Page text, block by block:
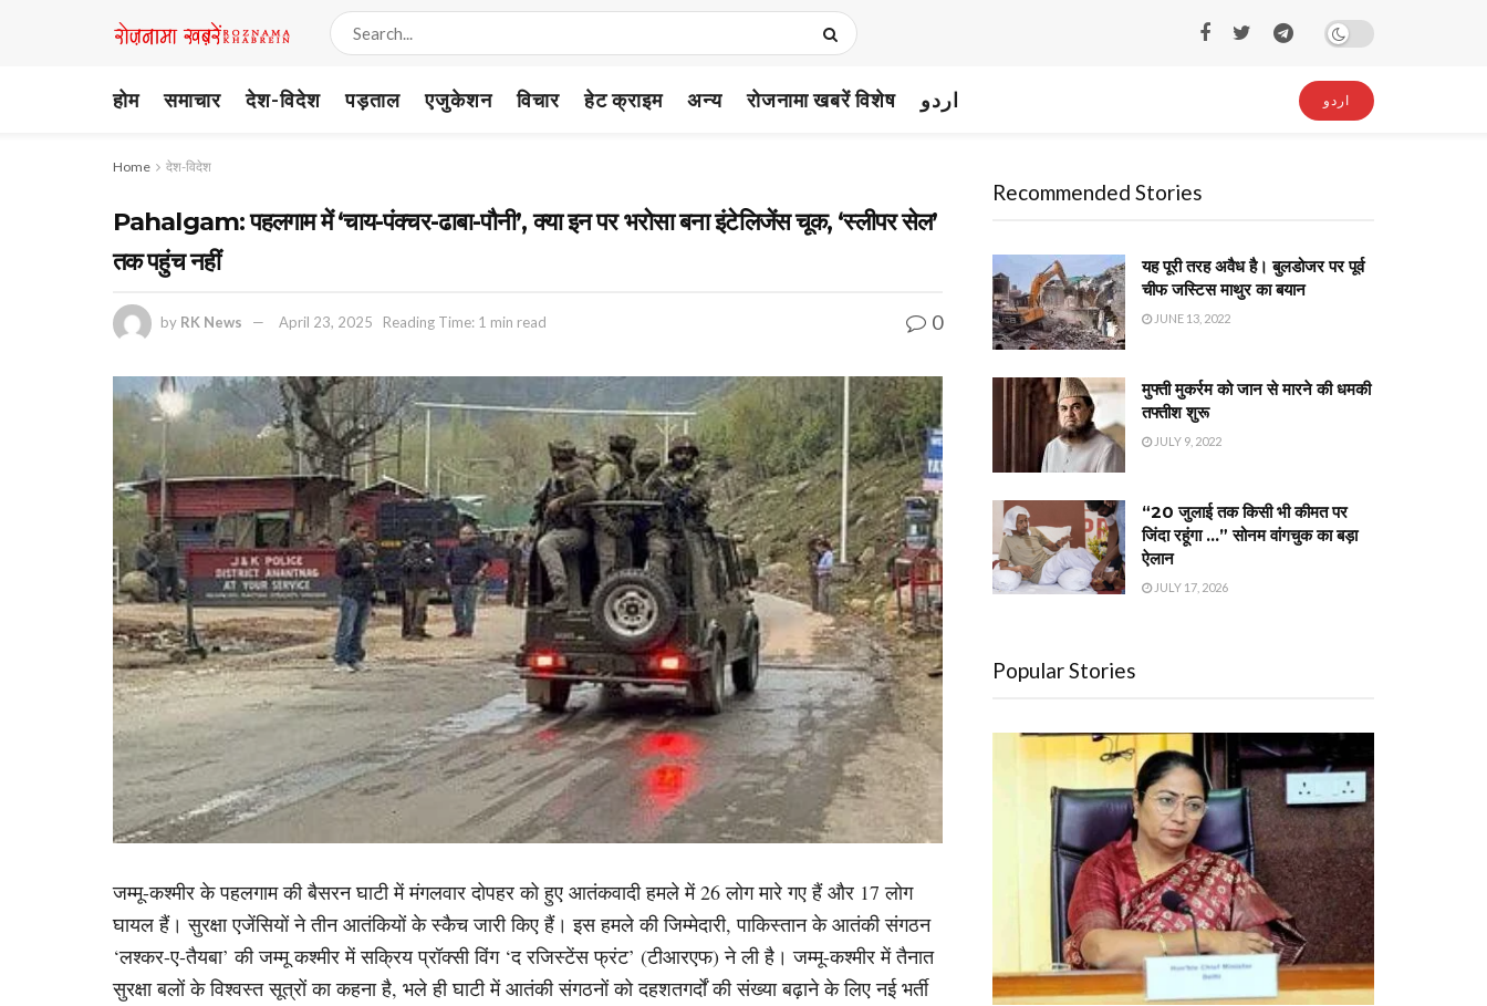
होम समाचार देश-विदेश पड़ताल एजुकेशन विचार हेट क्राइम अन्य रोजनामा खबरें विशेष اردو اردو
Home देश-विदेश
Pahalgam: पहलगाम में ‘चाय-पंक्चर-ढाबा-पौनी’, क्या इन पर भरोसा बना इंटेलिजेंस चूक, ‘स्लीपर सेल’
तक पहुंच नहीं
by RK News April 23, 2025 Reading Time: 1 min read 0
जम्मू-कश्मीर के पहलगाम की बैसरन घाटी में मंगलवार दोपहर को हुए आतंकवादी हमले में 26 लोग मारे गए हैं और 17 लोग
घायल हैं। सुरक्षा एजेंसियों ने तीन आतंकियों के स्कैच जारी किए हैं। इस हमले की जिम्मेदारी, पाकिस्तान के आतंकी संगठन
‘लश्कर-ए-तैयबा’ की जम्मू कश्मीर में सक्रिय प्रॉक्सी विंग ‘द रजिस्टेंस फ्रंट’ (टीआरएफ) ने ली है। जम्मू-कश्मीर में तैनात
सुरक्षा बलों के विश्वस्त सूत्रों का कहना है, भले ही घाटी में आतंकी संगठनों को दहशतगर्दों की संख्या बढ़ाने के लिए नई भर्ती
Recommended Stories
यह पूरी तरह अवैध है। बुलडोजर पर पूर्व
चीफ जस्टिस माथुर का बयान
JUNE 13, 2022
मुफ्ती मुकर्रम को जान से मारने की धमकी
तफ्तीश शुरू
JULY 9, 2022
“20 जुलाई तक किसी भी कीमत पर
जिंदा रहूंगा …” सोनम वांगचुक का बड़ा
ऐलान
JULY 17, 2026
Popular Stories